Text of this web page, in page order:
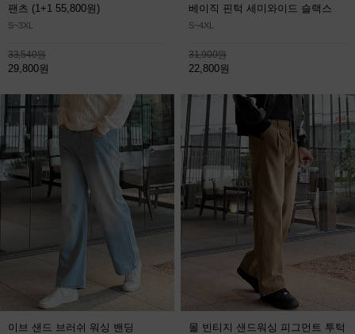
팬츠 (1+1 55,800원)
S~3XL
33,540원
29,800원
베이직 핀턱 세미와이드 슬랙스
S~4XL
31,900원
22,800원
이브 샌드 브러쉬 워싱 밴딩
몰 빈티지 샌드워싱 피그먼트 투턱